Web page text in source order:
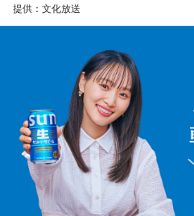
提供：文化放送